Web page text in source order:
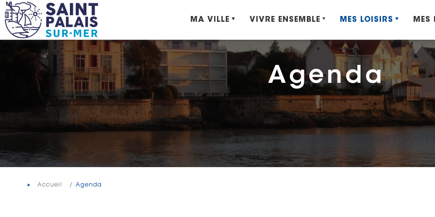
Panneau de gestion des cookies
MA VILLE VIVRE ENSEMBLE MES LOISIRS MES
Agenda
Accueil Agenda